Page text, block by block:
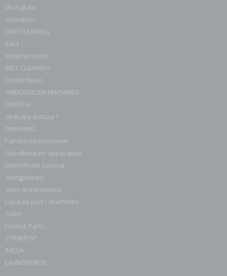
droogkast
Ozonkast
DRY-CLEANING
SALE !
Wastransport
WET-CLEANING
Onderdelen
ONDERDELEN MACHINES
OVERIGE
strijkapparatuur1
FINISHING
handdoekenvouwer
Grootkeuken apparatuur
Desinfectie Corona
slangpilaren
asko professional
Lapauw part / machines
Tolon
Domus Parts
STRIJKPOP
IMESA
LAUNDRYBOX